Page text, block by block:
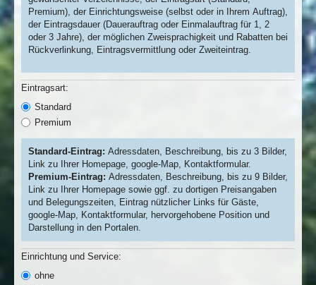
Premium), der Einrichtungsweise (selbst oder in Ihrem Auftrag),
der Eintragsdauer (Dauerauftrag oder Einmalauftrag für 1, 2
oder 3 Jahre), der möglichen Zweisprachigkeit und Rabatten bei
Rückverlinkung, Eintragsvermittlung oder Zweiteintrag.
Eintragsart:
Standard
Premium
Standard-Eintrag: Adressdaten, Beschreibung, bis zu 3 Bilder,
Link zu Ihrer Homepage, google-Map, Kontaktformular.
Premium-Eintrag: Adressdaten, Beschreibung, bis zu 9 Bilder,
Link zu Ihrer Homepage sowie ggf. zu dortigen Preisangaben
und Belegungszeiten, Eintrag nützlicher Links für Gäste,
google-Map, Kontaktformular, hervorgehobene Position und
Darstellung in den Portalen.
Einrichtung und Service:
ohne